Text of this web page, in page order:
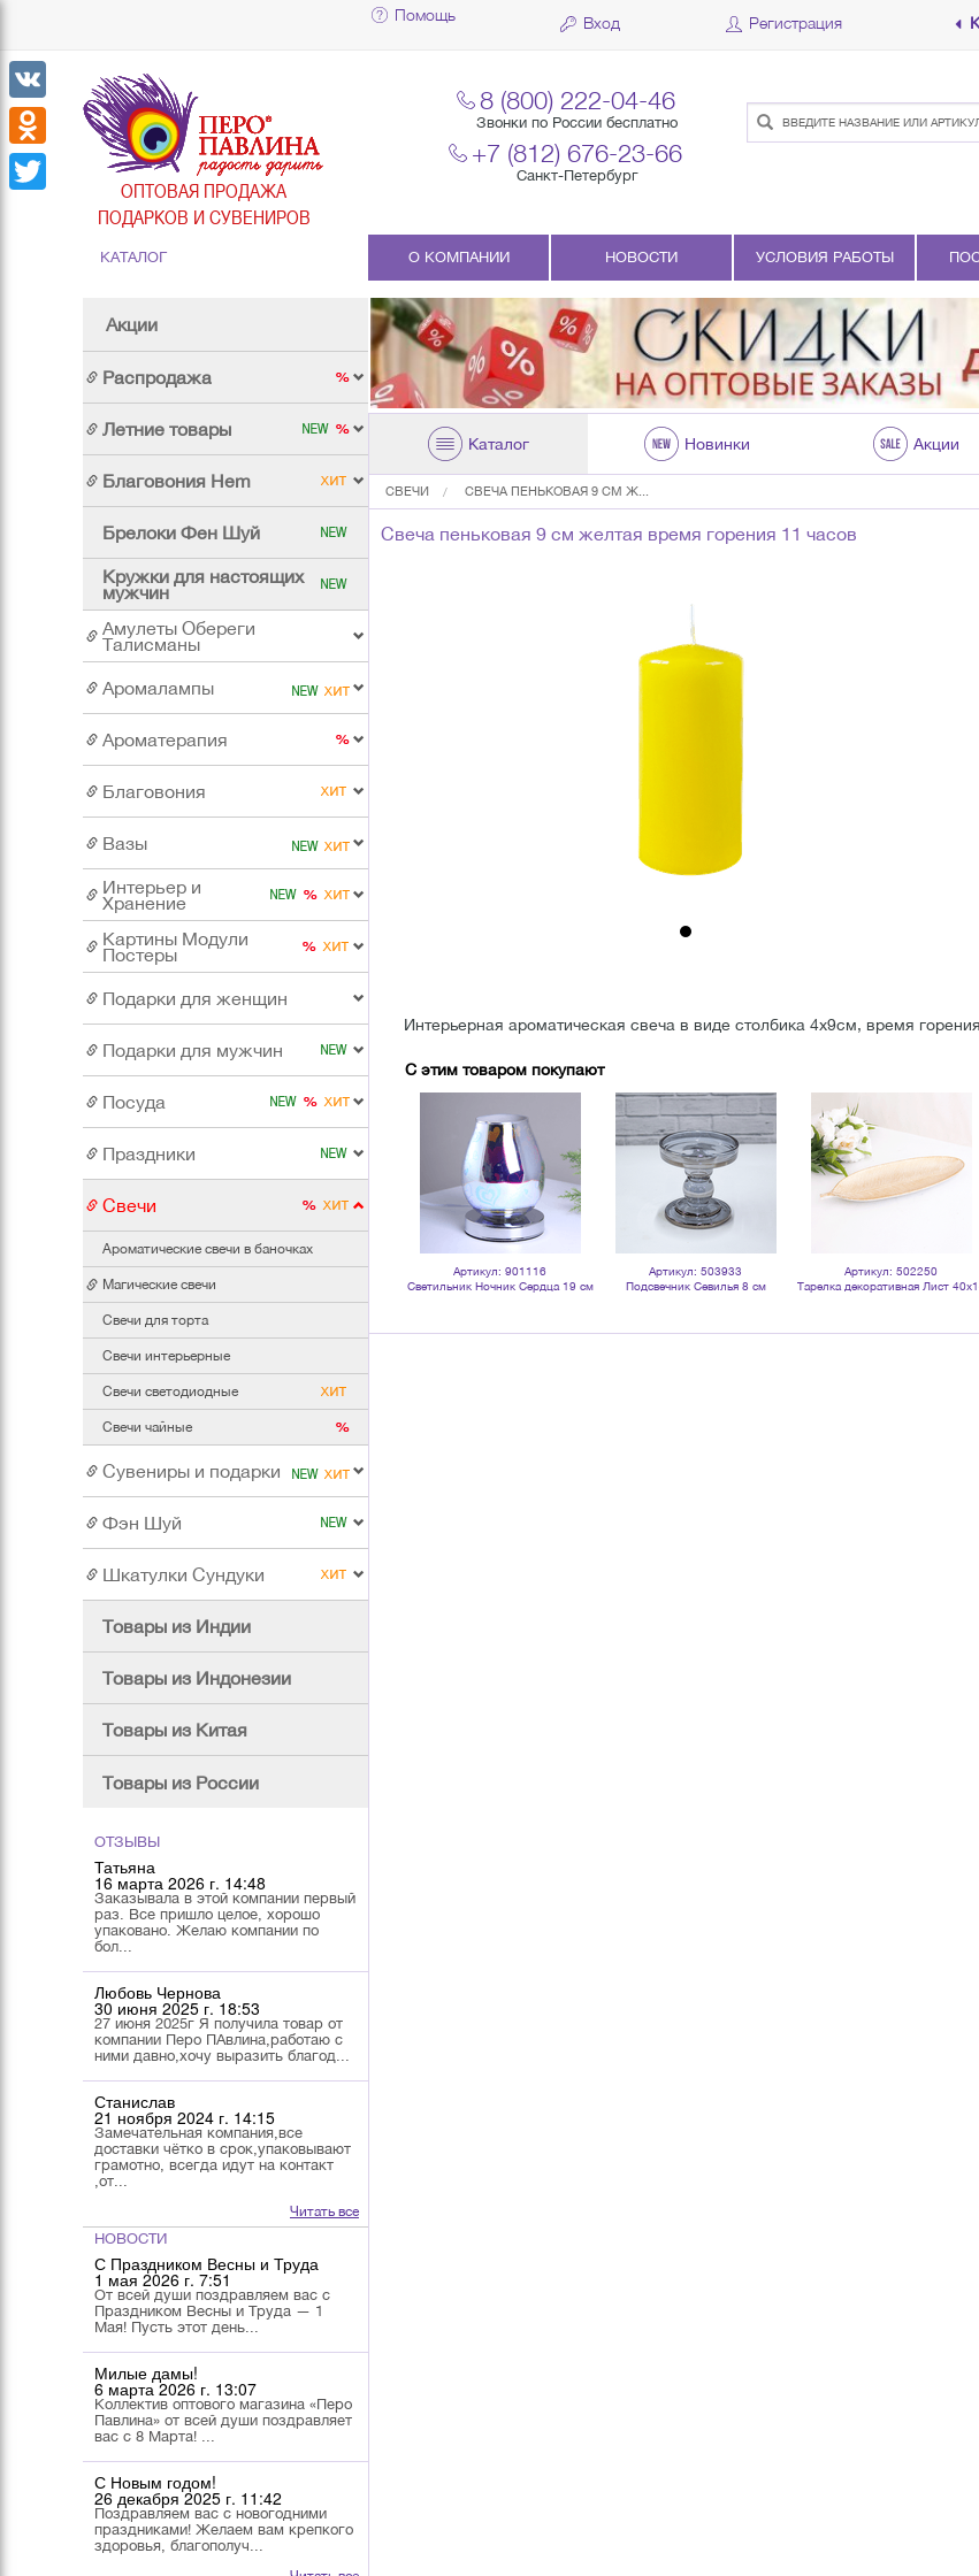
Помощь Вход Регистрация
ОПТОВАЯ ПРОДАЖА
ПОДАРКОВ И СУВЕНИРОВ
8 (800) 222-04-46
Звонки по России бесплатно
+7 (812) 676-23-66
Санкт-Петербург
КАТАЛОГ
Акции
Распродажа
Летние товары
Благовония Hem
Брелоки Фен Шуй
Кружки для настоящих
мужчин
Амулеты Обереги
Талисманы
Аромалампы
Ароматерапия
Благовония
Вазы
Интерьер и
Хранение
Картины Модули
Постеры
Подарки для женщин
Подарки для мужчин
Посуда
Праздники
Свечи
Ароматические свечи в баночках
Магические свечи
Свечи для торта
Свечи интерьерные
Свечи светодиодные
Свечи чайные
Сувениры и подарки
Фэн Шуй
Шкатулки Сундуки
Товары из Индии
Товары из Индонезии
Товары из Китая
Товары из России
ОТЗЫВЫ
Татьяна
16 марта 2026 г. 14:48
Заказывала в этой компании первый
раз. Все пришло целое, хорошо
упаковано. Желаю компании по
бол...
Любовь Чернова
30 июня 2025 г. 18:53
27 июня 2025г Я получила товар от
компании Перо ПАвлина,работаю с
ними давно,хочу выразить благод...
Станислав
21 ноября 2024 г. 14:15
Замечательная компания,все
доставки чётко в срок,упаковывают
грамотно, всегда идут на контакт
,от...
Читать все
НОВОСТИ
С Праздником Весны и Труда
1 мая 2026 г. 7:51
От всей души поздравляем вас с
Праздником Весны и Труда — 1
Мая! Пусть этот день...
Милые дамы!
6 марта 2026 г. 13:07
Коллектив оптового магазина «Перо
Павлина» от всей души поздравляет
вас с 8 Марта! ...
С Новым годом!
26 декабря 2025 г. 11:42
Поздравляем вас с новогодними
праздниками! Желаем вам крепкого
здоровья, благополуч...
О КОМПАНИИ НОВОСТИ УСЛОВИЯ РАБОТЫ
Каталог Новинки Акции
СВЕЧИ СВЕЧА ПЕНЬКОВАЯ 9 СМ Ж...
Свеча пеньковая 9 см желтая время горения 11 часов
Интерьерная ароматическая свеча в виде столбика 4х9см, время
С этим товаром покупают
Артикул: 015570
Аромалампа Месяц и звезды 7 см
Артикул: 130631
Артикул: 901116
Светильник Ночник Сердца 19 см
Артикул: 503933
Подсвечник Севилья 8 см
Артикул: 502250
Тарелка декоративная Лист
VK
Odnoklassniki